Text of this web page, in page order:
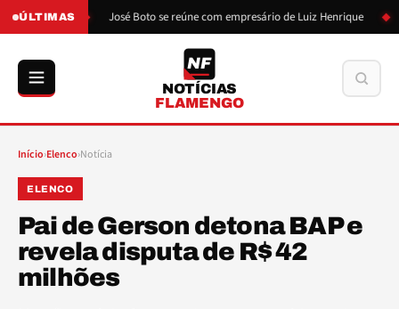
ÚLTIMAS
Boto José Boto se reúne com empresário de Luiz Henrique
NF
NOTÍCIAS
FLAMENGO
Início›Elenco›Notícia
ELENCO
Pai de Gerson detona BAP e
revela disputa de R$ 42
milhões